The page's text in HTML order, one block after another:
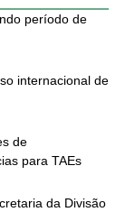
período de
internacional de
de
para TAEs
da Divisão